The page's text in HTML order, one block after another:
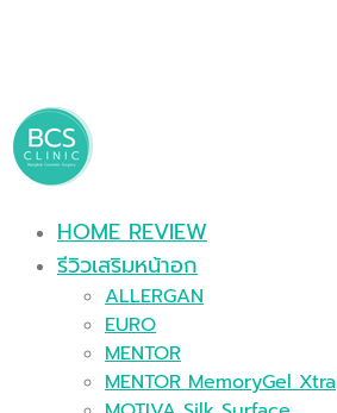
HOME REVIEW
รีวิวเสริมหน้าอก
ALLERGAN
EURO
MENTOR
MENTOR MemoryGel Xtra